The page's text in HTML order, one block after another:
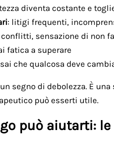
diventa costante e
: litigi frequenti,
sensazione di non
fatica a superare
che qualcosa deve
segno di debolezza. È
può esserti utile.
può aiutarti: